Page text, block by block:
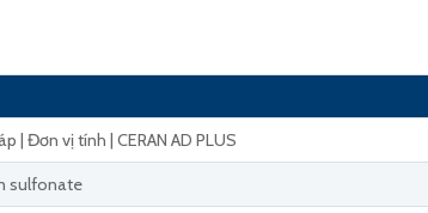
| Đơn vị tính | CERAN AD PLUS
sulfonate